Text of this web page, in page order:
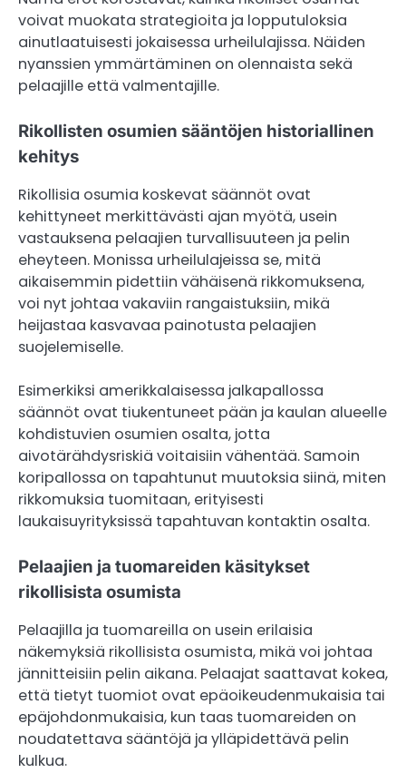
voivat muokata strategioita ja lopputuloksia
ainutlaatuisesti jokaisessa urheilulajissa. Näiden
nyanssien ymmärtäminen on olennaista sekä
pelaajille että valmentajille.
Rikollisten osumien sääntöjen historiallinen
kehitys
Rikollisia osumia koskevat säännöt ovat
kehittyneet merkittävästi ajan myötä, usein
vastauksena pelaajien turvallisuuteen ja pelin
eheyteen. Monissa urheilulajeissa se, mitä
aikaisemmin pidettiin vähäisenä rikkomuksena,
voi nyt johtaa vakaviin rangaistuksiin, mikä
heijastaa kasvavaa painotusta pelaajien
suojelemiselle.
Esimerkiksi amerikkalaisessa jalkapallossa
säännöt ovat tiukentuneet pään ja kaulan alueelle
kohdistuvien osumien osalta, jotta
aivotärähdysriskiä voitaisiin vähentää. Samoin
koripallossa on tapahtunut muutoksia siinä, miten
rikkomuksia tuomitaan, erityisesti
laukaisuyrityksissä tapahtuvan kontaktin osalta.
Pelaajien ja tuomareiden käsitykset
rikollisista osumista
Pelaajilla ja tuomareilla on usein erilaisia
näkemyksiä rikollisista osumista, mikä voi johtaa
jännitteisiin pelin aikana. Pelaajat saattavat kokea,
että tietyt tuomiot ovat epäoikeudenmukaisia tai
epäjohdonmukaisia, kun taas tuomareiden on
noudatettava sääntöjä ja ylläpidettävä pelin
kulkua.